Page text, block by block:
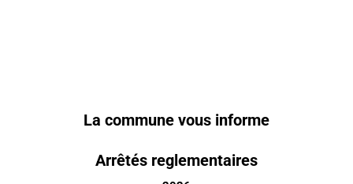
La commune vous informe
Arrêtés reglementaires